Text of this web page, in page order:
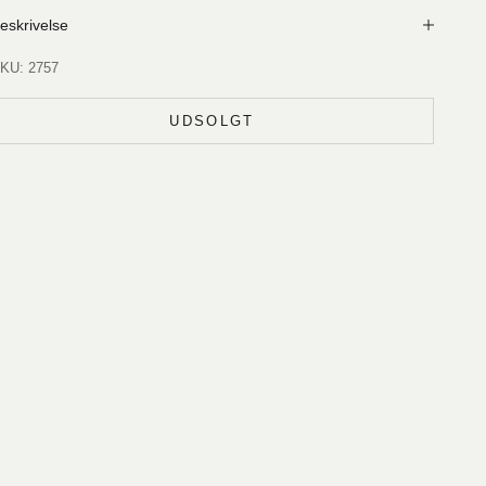
2757
UDSOLGT